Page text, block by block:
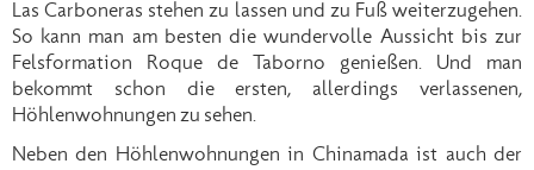
Las Carboneras stehen zu lassen und zu Fuß weiterzugehen.
So kann man am besten die wundervolle Aussicht bis zur
Felsformation Roque de Taborno genießen. Und man
bekommt schon die ersten, allerdings verlassenen,
Höhlenwohnungen zu sehen.
Neben den Höhlenwohnungen in Chinamada ist auch der